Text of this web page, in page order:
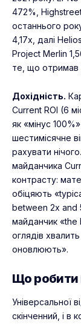
472%,
останнього
4,17x, далі
Project Merlin
те, що отримав
Дохідність.
Current ROI (6
як «мінус
шестимісячне
рахувати
майданчика
контрасту:
обіцяють
between 2x and
майданчик «the
оглядів
оновлюють».
Що робити
Універсальної
скінченний, і в